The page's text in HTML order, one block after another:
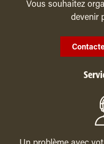
Vous souhaitez
devenir